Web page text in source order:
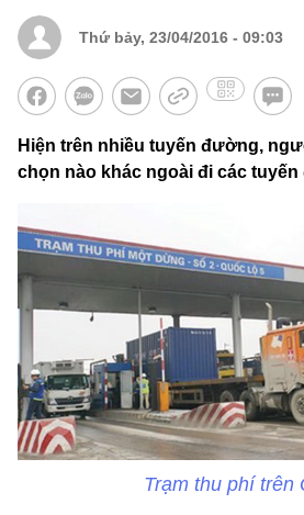
Thứ bảy, 23/04/2016 - 09:03
Hiện trên nhiều tuyến đường,
chọn nào khác ngoài đi các tuyến
Trạm thu phí trên